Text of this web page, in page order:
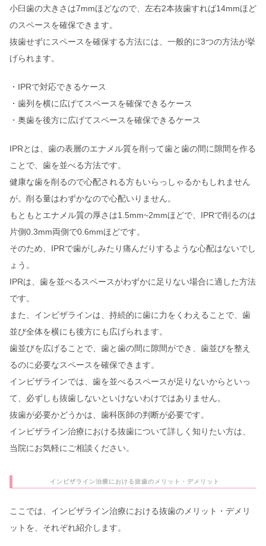
小臼歯の大きさは7mmほどなので、左右2本抜歯すれば14mmほど
のスペースを確保できます。
抜歯せずにスペースを確保する方法には、一般的に3つの方法が挙
げられます。
・IPRで対応できるケース
・歯列を横に広げてスペースを確保できるケース
・奥歯を後方に広げてスペースを確保できるケース
IPRとは、歯の表層のエナメル質を削って歯と歯の間に隙間を作る
ことで、歯を並べる方法です。
健康な歯を削るので心配される方もいらっしゃるかもしれません
が。削る量はわずかなので心配いりません。
もともとエナメル質の厚さは1.5mm~2mmほどで、IPRで削るのは
片側0.3mm両側で0.6mmほどです。
そのため、IPRで歯がしみたり痛んだりするような心配はないでし
ょう。
IPRは、歯を並べるスペースがわずかに足りない場合に適した方法
です。
また、インビザラインは、持続的に歯に力をくわえることで、歯
並び全体を横にも後方にも広げられます。
歯並びを広げることで、歯と歯の間に隙間ができ、歯並びを整え
るのに必要なスペースを確保できます。
インビザラインでは、歯を並べるスペースが足りないからといっ
て、必ずしも抜歯しないといけないわけではありません。
抜歯が必要かどうかは、歯科医師の判断が必要です。
インビザライン治療における抜歯について詳しく知りたい方は、
当院にお気軽にご相談ください。
インビザライン治療における抜歯のメリット・デメリット
ここでは、インビザライン治療における抜歯のメリット・デメリ
ットを、それぞれ紹介します。